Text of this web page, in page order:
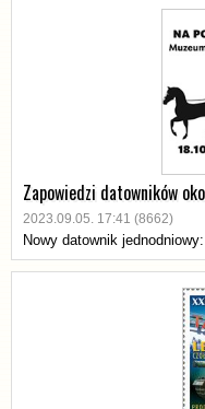
Zapowiedzi datowników
2023.09.05. 17:41 (8662)
Nowy datownik jednodniowy: